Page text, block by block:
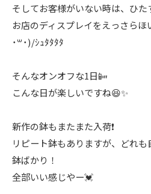
そしてお客様がいない時は、ひた
お店のディスプレイをえっさら
˙꒳˙)/ｼｭﾀﾀﾀﾀ
そんなオンオフな1日📴
こんな日が楽しいですね😆✨
新作の鉢もまたまた入荷❗️
リピート鉢もありますが、どれ
鉢ばかり！
全部いい感じやー💓